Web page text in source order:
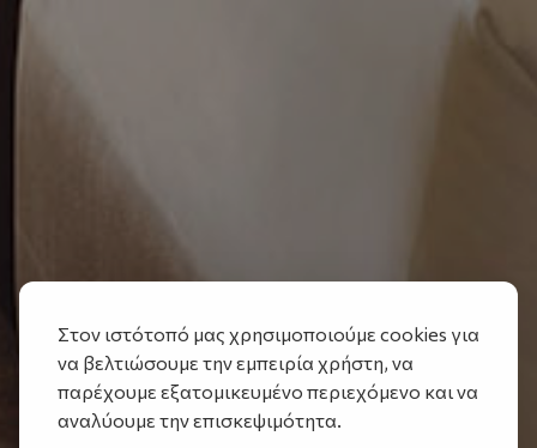
Στον ιστότοπό μας χρησιμοποιούμε cookies για
να βελτιώσουμε την εμπειρία χρήστη, να
παρέχουμε εξατομικευμένο περιεχόμενο και να
αναλύουμε την επισκεψιμότητα.